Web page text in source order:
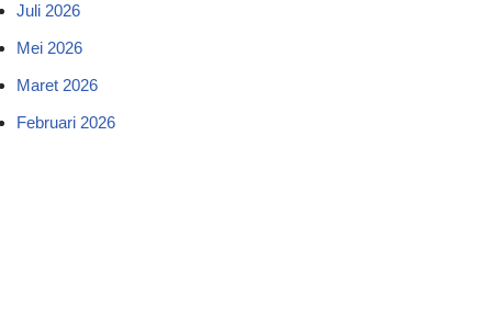
Juli 2026
Mei 2026
Maret 2026
Februari 2026